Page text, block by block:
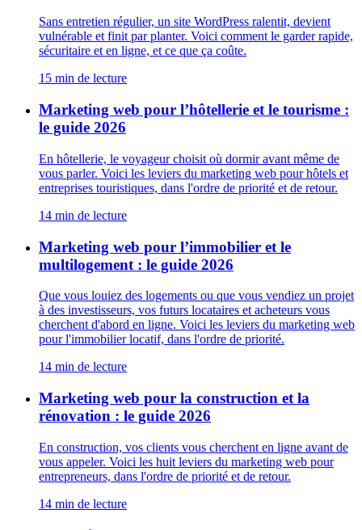
Sans entretien régulier, un site WordPress ralentit, devient
vulnérable et finit par planter. Voici comment le garder rapide,
sécuritaire et en ligne, et ce que ça coûte.
15 min de lecture
Marketing web pour l’hôtellerie et le tourisme :
le guide 2026
En hôtellerie, le voyageur choisit où dormir avant même de
vous parler. Voici les leviers du marketing web pour hôtels et
entreprises touristiques, dans l'ordre de priorité et de retour.
14 min de lecture
Marketing web pour l’immobilier et le
multilogement : le guide 2026
Que vous louiez des logements ou que vous vendiez un projet
à des investisseurs, vos futurs locataires et acheteurs vous
cherchent d'abord en ligne. Voici les leviers du marketing web
pour l'immobilier locatif, dans l'ordre de priorité.
14 min de lecture
Marketing web pour la construction et la
rénovation : le guide 2026
En construction, vos clients vous cherchent en ligne avant de
vous appeler. Voici les huit leviers du marketing web pour
entrepreneurs, dans l'ordre de priorité et de retour.
14 min de lecture